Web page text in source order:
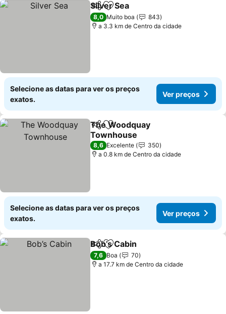
PartilharAdicionar aos favoritos
Silver Sea
8,0 Muito boa
843
a 3.3 km de Centro da cidade
Selecione as datas para ver os preços
exatos.
Ver preços
PartilharAdicionar aos favoritos
The Woodquay
Townhouse
Ver preços
8,6 Excelente
350
a 0.8 km de Centro da cidade
Selecione as datas para ver os preços
exatos.
Ver preços
PartilharAdicionar aos favoritos
Bob’s Cabin
7,6 Boa
70
a 17.7 km de Centro da cidade